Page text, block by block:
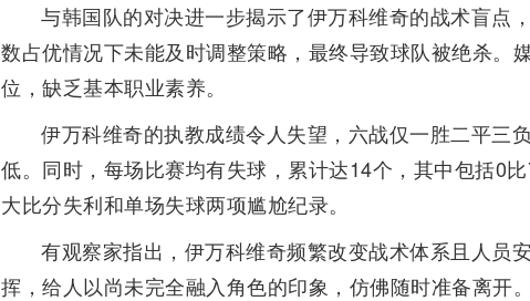
与韩国队的对决进一步揭示了伊万科维奇的战术盲点
数占优情况下未能及时调整策略，最终导致球队被绝杀。
位，缺乏基本职业素养。
伊万科维奇的执教成绩令人失望，六战仅一胜二平三
低。同时，每场比赛均有失球，累计达14个，其中包括0
大比分失利和单场失球两项尴尬纪录。
有观察家指出，伊万科维奇频繁改变战术体系且人员
挥，给人以尚未完全融入角色的印象，仿佛随时准备离开。